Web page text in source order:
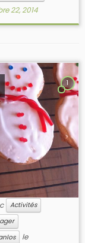
22, 2014
1
Activités
le